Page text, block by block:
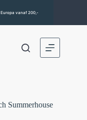
vanaf 200,-
Summerhouse